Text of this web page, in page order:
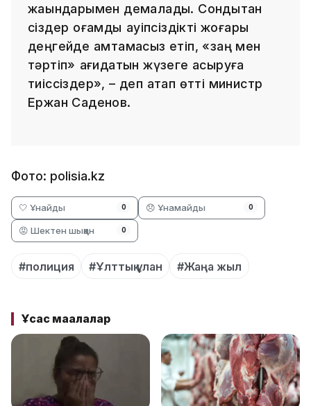
жақындарымен демалады. Сондықтан
сіздер қоғамдық қауіпсіздікті жоғары
деңгейде қамтамасыз етіп, «заң мен
тәртіп» қағидатын жүзеге асыруға
тиіссіздер», – деп атап өтті министр
Ержан Саденов.
Фото: polisia.kz
🤍 Ұнайды 0 😞 Ұнамайды 0
😡 Шектен шыққан 0
#полиция #Ұлттық ұлан #Жаңа жыл
Ұқсас мақалалар